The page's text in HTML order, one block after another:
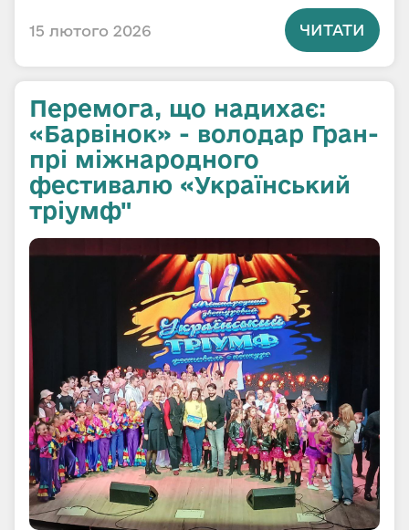
15 лютого 2026 ЧИТАТИ
Перемога, що надихає:
«Барвінок» - володар Гран-
прі міжнародного
фестивалю «Український
тріумф"